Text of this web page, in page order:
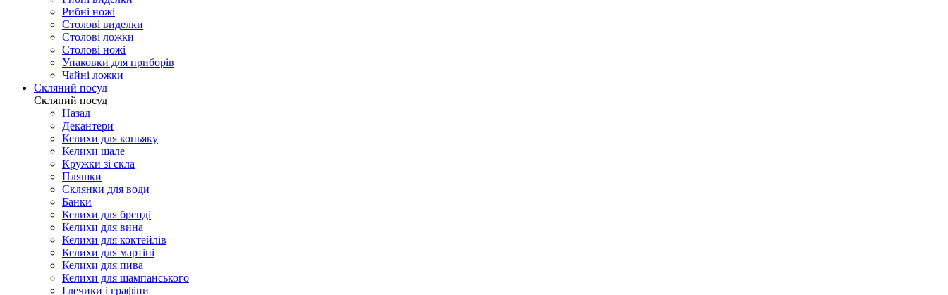
Рибні ножі
Столові виделки
Столові ложки
Столові ножі
Упаковки для приборів
Чайні ложки
Скляний посуд
Скляний посуд
Назад
Декантери
Келихи для коньяку
Келихи шале
Кружки зі скла
Пляшки
Склянки для води
Банки
Келихи для бренді
Келихи для вина
Келихи для коктейлів
Келихи для мартіні
Келихи для пива
Келихи для шампанського
Глечики і графіни